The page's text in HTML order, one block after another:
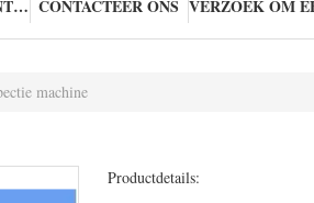
KWALITEITSCONTROLE CONTACTEER ONS
machine
Productdetails: